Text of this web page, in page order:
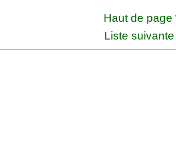
Haut de page
Liste suivante